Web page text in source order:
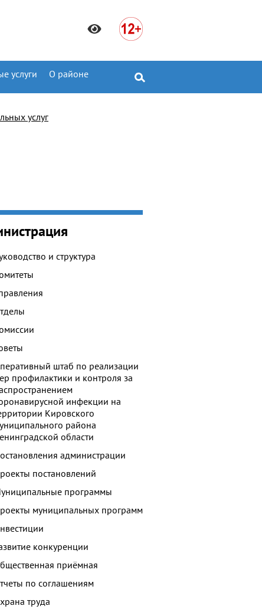
услуги О районе
услуг
и структура
штаб по реализации
профилактики и контроля за
инфекции на
Кировского
района
области
администрации
постановлений
программы
муниципальных программ
конкуренции
приёмная
по соглашениям
труда